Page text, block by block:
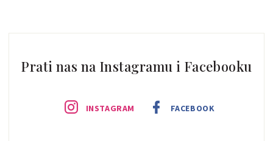
Prati nas na Instagramu i Facebooku
INSTAGRAM FACEBOOK